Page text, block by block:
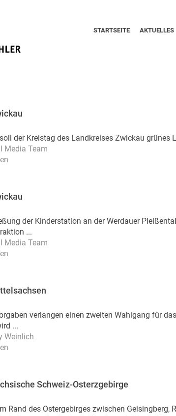
STARTSEITE AKTUELLES
der Kreistag des Landkreises Zwickau grünes
Media Team
der Kinderstation an der Werdauer
...
Media Team
verlangen einen zweiten Wahlgang für
...
Weinlich
Schweiz-Osterzgebirge
Rand des Ostergebirges zwischen